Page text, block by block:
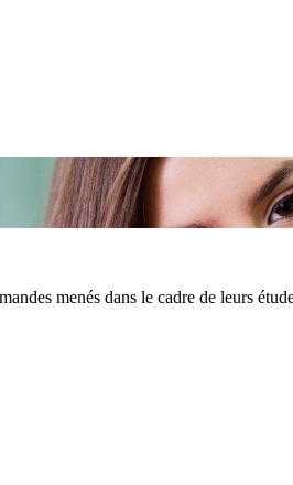
menés dans le cadre de leurs